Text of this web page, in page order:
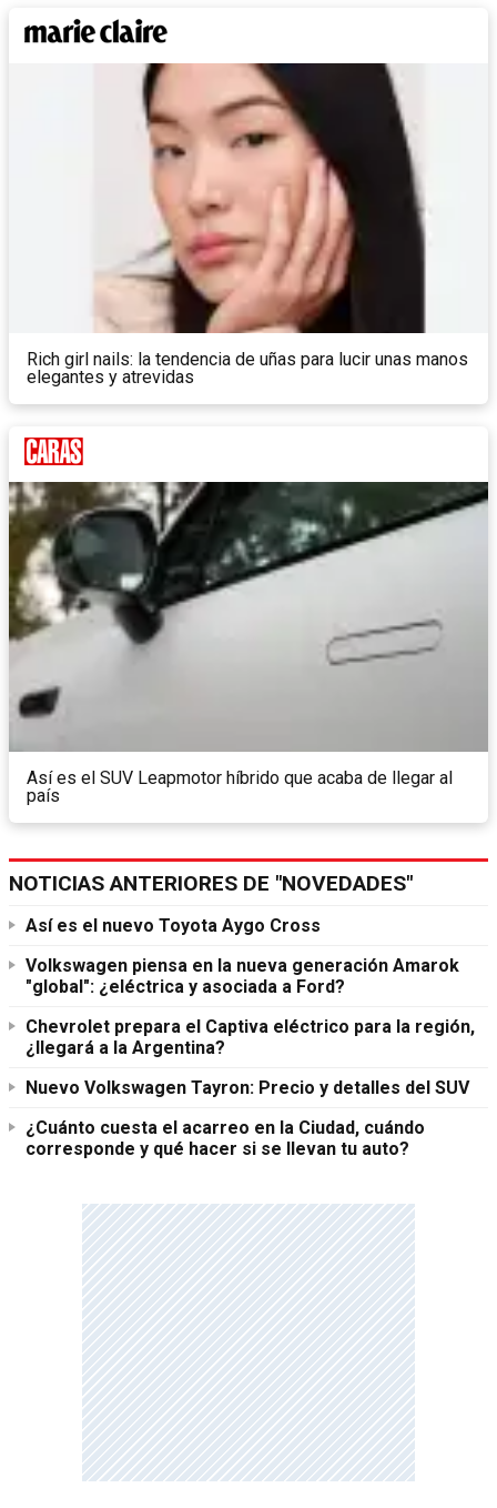
Rich girl nails: la tendencia de uñas para lucir unas manos
elegantes y atrevidas
Así es el SUV Leapmotor híbrido que acaba de llegar al
país
NOTICIAS ANTERIORES DE "NOVEDADES"
Así es el nuevo Toyota Aygo Cross
Volkswagen piensa en la nueva generación Amarok
"global": ¿eléctrica y asociada a Ford?
Chevrolet prepara el Captiva eléctrico para la región,
¿llegará a la Argentina?
Nuevo Volkswagen Tayron: Precio y detalles del SUV
¿Cuánto cuesta el acarreo en la Ciudad, cuándo
corresponde y qué hacer si se llevan tu auto?